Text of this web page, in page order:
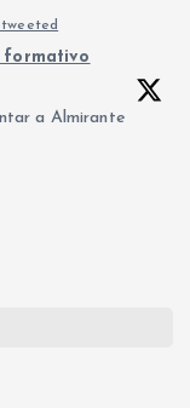
formativo
a Almirante